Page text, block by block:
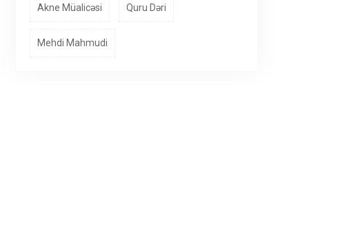
Akne Müalicəsi Quru Dəri
Mehdi Mahmudi